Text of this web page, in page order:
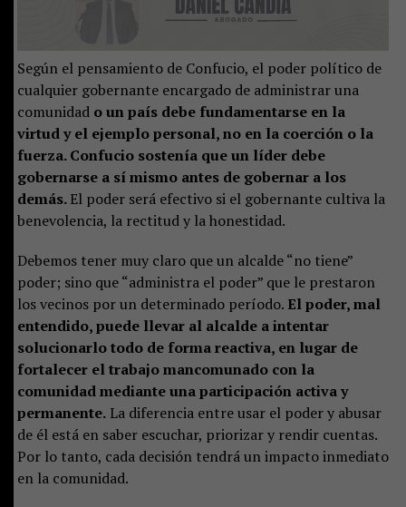
Según el pensamiento de Confucio, el poder político de
cualquier gobernante encargado de administrar una
comunidad o un país debe fundamentarse en la
virtud y el ejemplo personal, no en la coerción o la
fuerza. Confucio sostenía que un líder debe
gobernarse a sí mismo antes de gobernar a los
demás.El poder será efectivo si el gobernante cultiva la
benevolencia, la rectitud y la honestidad.
Debemos tener muy claro que un alcalde “no tiene”
poder; sino que “administra el poder” que le prestaron
los vecinos por un determinado período. El poder, mal
entendido, puede llevar al alcalde a intentar
solucionarlo todo de forma reactiva, en lugar de
fortalecer el trabajo mancomunado con la
comunidad mediante una participación activa y
permanente.La diferencia entre usar el poder y abusar
de él está en saber escuchar, priorizar y rendir cuentas.
Por lo tanto, cada decisión tendrá un impacto inmediato
en la comunidad.